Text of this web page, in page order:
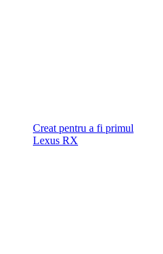
Creat pentru a fi primul
Lexus RX